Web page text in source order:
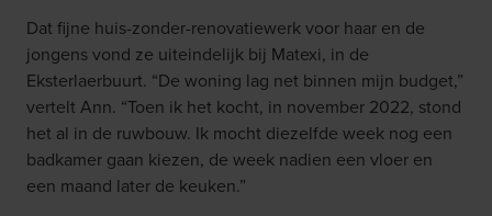
Dat fijne huis-zonder-renovatiewerk voor haar en de
jongens vond ze uiteindelijk bij Matexi, in de
Eksterlaerbuurt. “De woning lag net binnen mijn budget,”
vertelt Ann. “Toen ik het kocht, in november 2022, stond
het al in de ruwbouw. Ik mocht diezelfde week nog een
badkamer gaan kiezen, de week nadien een vloer en
een maand later de keuken.”